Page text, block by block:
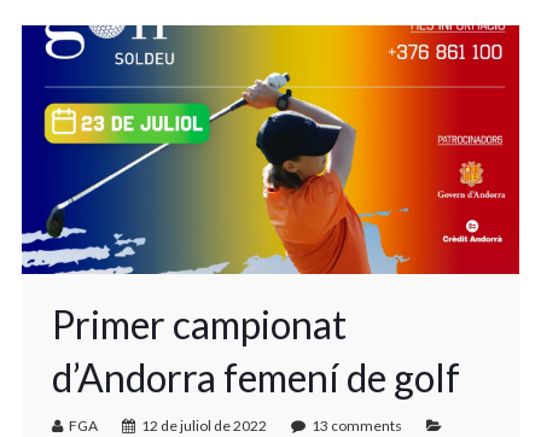
Primer campionat
d’Andorra femení de golf
FGA 12 de juliol de 2022
13 comments